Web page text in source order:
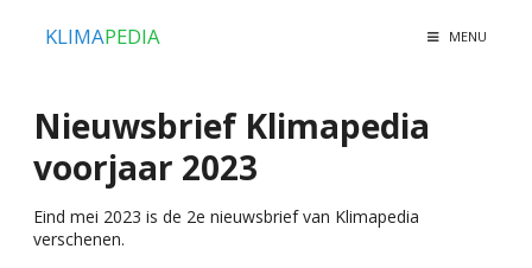
KLIMAPEDIA MENU
Nieuwsbrief Klimapedia
voorjaar 2023
Eind mei 2023 is de 2e nieuwsbrief van Klimapedia
verschenen.